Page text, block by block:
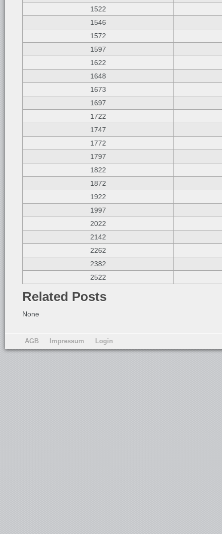
1522
1546
1572
1597
1622
1648
1673
1697
1722
1747
1772
1797
1822
1872
1922
1997
2022
2142
2262
2382
2522
Related Posts
None
AGB Impressum Login